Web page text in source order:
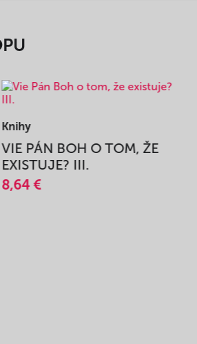
Knihy
VIE PÁN BOH O TOM, ŽE
EXISTUJE? III.
8,64 €